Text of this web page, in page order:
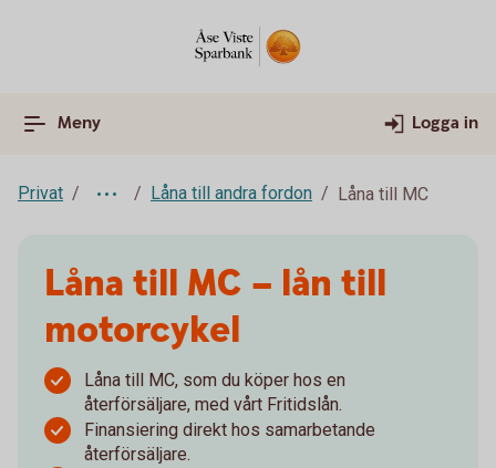
Meny Logga in
Privat Låna till andra fordon Låna till MC
Låna till MC – lån till
motorcykel
Låna till MC, som du köper hos en
återförsäljare, med vårt Fritidslån.
Finansiering direkt hos samarbetande
återförsäljare.